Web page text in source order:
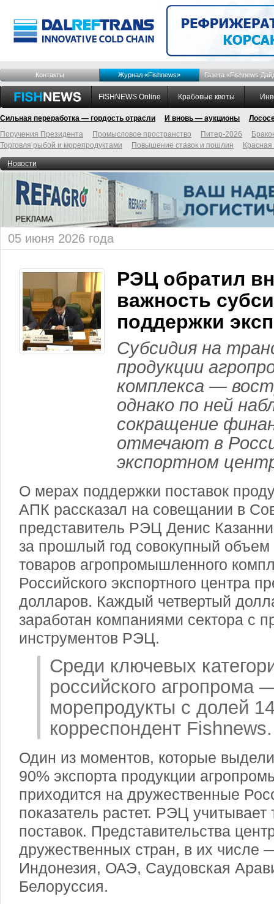
Контакты Журнал «Fishnews» Газета «Fishnews
FISHNEWS Online Крабовые квоты
Сильная переработка — гордость отрасли И вновь — аукционы
Поручения Президента
Промысловое пространство Питер-2026
Торговля рыбой и морепродуктами
Повышение ставок и пошлин
Новости
05 июня 2026 года
РЭЦ обратил
важность
поддержки
Субсидия на
продукции
комплекса —
однако по ней
сокращение
отмечают в
экспортном
О мерах поддержки поставок
АПК рассказал на совещании в
представитель РЭЦ Денис
за прошлый год совокупный объем
товаров агропромышленного
Российского экспортного центра
долларов. Каждый четвертый
заработан компаниями сектора с
инструментов РЭЦ.
Среди ключевых
российского агропрома
морепродукты с долей
корреспондент Fishnews.
Один из моментов, которые
90% экспорта продукции
приходится на дружественные
показатель растет. РЭЦ
поставок. Представительства
дружественных стран, в их числе
Индонезия, ОАЭ, Саудовская
Белоруссия.